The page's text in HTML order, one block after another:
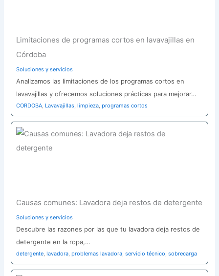
Limitaciones de programas cortos en lavavajillas en
Córdoba
Soluciones y servicios
Analizamos las limitaciones de los programas cortos en
lavavajillas y ofrecemos soluciones prácticas para mejorar…
CORDOBA, Lavavajillas,limpieza,programas cortos
Causas comunes: Lavadora deja restos de detergente
Soluciones y servicios
Descubre las razones por las que tu lavadora deja restos de
detergente en la ropa,…
detergente,lavadora,problemas lavadora,servicio técnico,sobrecarga